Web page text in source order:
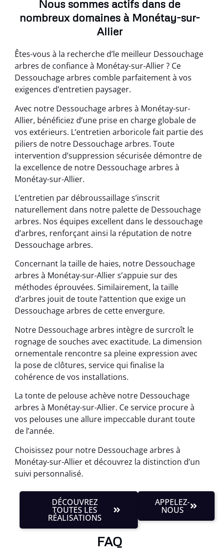
Nous sommes actifs dans de
nombreux domaines à Monétay-sur-
Allier
Êtes-vous à la recherche d’le meilleur Dessouchage
arbres de confiance à Monétay-sur-Allier ? Ce
Dessouchage arbres comble parfaitement à vos
exigences d’entretien paysager.
Avec notre Dessouchage arbres à Monétay-sur-
Allier, bénéficiez d’une prise en charge globale de
vos extérieurs. L’entretien arboricole fait partie des
piliers de notre Dessouchage arbres. Toute
intervention d’suppression sécurisée démontre de
la excellence de notre Dessouchage arbres à
Monétay-sur-Allier.
L’entretien par débroussaillage s’inscrit
naturellement dans notre palette de Dessouchage
arbres. Nos équipes excellent dans le dessouchage
d’arbres, renforçant ainsi la réputation de notre
Dessouchage arbres.
Concernant la taille de haies, notre Dessouchage
arbres à Monétay-sur-Allier s’appuie sur des
méthodes éprouvées. Similairement, la taille
d’arbres jouit de toute l’attention que exige un
Dessouchage arbres de cette envergure.
Notre Dessouchage arbres intègre de surcroît le
rognage de souches avec exactitude. La dimension
ornementale rencontre sa pleine expression avec
la pose de clôtures, service qui finalise la
cohérence de vos installations.
La tonte de pelouse achève notre Dessouchage
arbres à Monétay-sur-Allier. Ce service procure à
vos pelouses une allure impeccable durant toute
de l’année.
Choisissez pour notre Dessouchage arbres à
Monétay-sur-Allier et découvrez la distinction d’un
suivi personnalisé.
DÉCOUVREZ
TOUTES LES
RÉALISATIONS
APPELEZ-
NOUS
FAQ